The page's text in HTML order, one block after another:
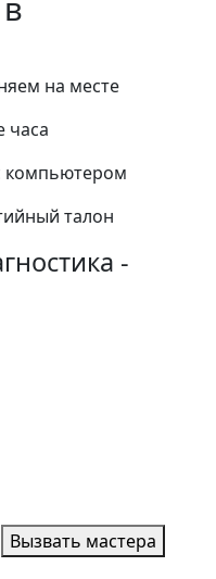
на месте
часа
талон
-
Вызвать мастера